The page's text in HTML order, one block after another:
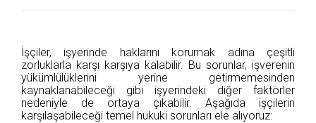
İşçiler, işyerinde haklarını korumak adına çeşitli
zorluklarla karşı karşıya kalabilir. Bu sorunlar, işverenin
yükümlülüklerini yerine getirmemesinden
kaynaklanabileceği gibi işyerindeki diğer faktörler
nedeniyle de ortaya çıkabilir. Aşağıda işçilerin
karşılaşabileceği temel hukuki sorunları ele alıyoruz: